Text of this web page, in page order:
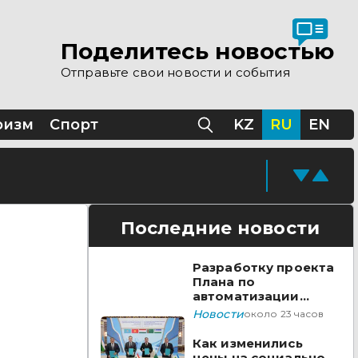
Поделитесь новостью
Отправьте свои новости и события
Спорт KZ RU EN
Последние новости
Разработку проекта
Плана по
автоматизации
учета воды в
Сырдарья одобрили
государства ЦА
Новостиоколо 23 часов
Как изменились